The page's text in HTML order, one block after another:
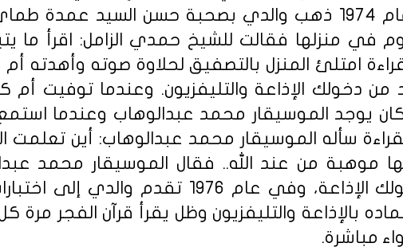
يستمع إليه، وفي عام 1974 ذهب والدي بصحبة حسن السيد
في منزلها فقالت للشيخ حمدي الزامل: اقرأ ما
امتلئ المنزل بالتصفيق لحلاوة صوته وأهدته
من دخولك الإذاعة والتليفزيون. وعندما توفيت
وكان يوجد الموسيقار محمد عبدالوهاب وعندما
سأله الموسيقار محمد عبدالوهاب: أين
موهبة من عند الله.. فقال الموسيقار محمد
ممتازة ولابد من دخولك الإذاعة، وفي عام 1976
بالإذاعة والتليفزيون وظل يقرأ قرآن الفجر
مباشرة.